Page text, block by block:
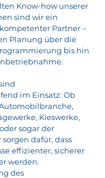
Know-how unserer
sind wir ein
Partner –
Planung über die
bis hin
im Einsatz: Ob
Kieswerke,
sogar der
dafür, dass
effizienter, sicherer
werden.
des